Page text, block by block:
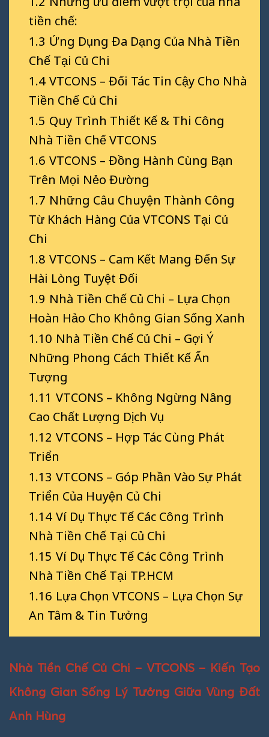
tiền chế:
1.3 Ứng Dụng Đa Dạng Của Nhà Tiền
Chế Tại Củ Chi
1.4 VTCONS – Đối Tác Tin Cậy Cho Nhà
Tiền Chế Củ Chi
1.5 Quy Trình Thiết Kế & Thi Công
Nhà Tiền Chế VTCONS
1.6 VTCONS – Đồng Hành Cùng Bạn
Trên Mọi Nẻo Đường
1.7 Những Câu Chuyện Thành Công
Từ Khách Hàng Của VTCONS Tại Củ
Chi
1.8 VTCONS – Cam Kết Mang Đến Sự
Hài Lòng Tuyệt Đối
1.9 Nhà Tiền Chế Củ Chi – Lựa Chọn
Hoàn Hảo Cho Không Gian Sống Xanh
1.10 Nhà Tiền Chế Củ Chi – Gợi Ý
Những Phong Cách Thiết Kế Ấn
Tượng
1.11 VTCONS – Không Ngừng Nâng
Cao Chất Lượng Dịch Vụ
1.12 VTCONS – Hợp Tác Cùng Phát
Triển
1.13 VTCONS – Góp Phần Vào Sự Phát
Triển Của Huyện Củ Chi
1.14 Ví Dụ Thực Tế Các Công Trình
Nhà Tiền Chế Tại Củ Chi
1.15 Ví Dụ Thực Tế Các Công Trình
Nhà Tiền Chế Tại TP.HCM
1.16 Lựa Chọn VTCONS – Lựa Chọn Sự
An Tâm & Tin Tưởng
Nhà Tiền Chế Củ Chi – VTCONS – Kiến Tạo
Không Gian Sống Lý Tưởng Giữa Vùng Đất
Anh Hùng